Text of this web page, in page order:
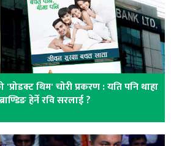
थिम' चोरी प्रकरण : यति पनि थाहा
हेर्ने रवि सरलाई ?